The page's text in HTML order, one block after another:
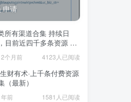
申请
所有渠道合集 持续日
目前近四千多条资源 年
个月前 4123人已阅读
财有术·上千条付费资源
（最新）
前 1581人已阅读